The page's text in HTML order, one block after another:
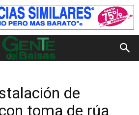
de
toma de rúa